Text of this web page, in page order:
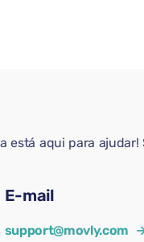
está aqui para ajudar!
E-mail
support@movly.com